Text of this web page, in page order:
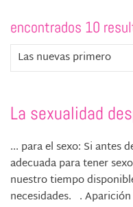
encontrados 10
La sexualidad
... para el sexo: Si antes
adecuada para tener
nuestro tiempo
necesidades. .